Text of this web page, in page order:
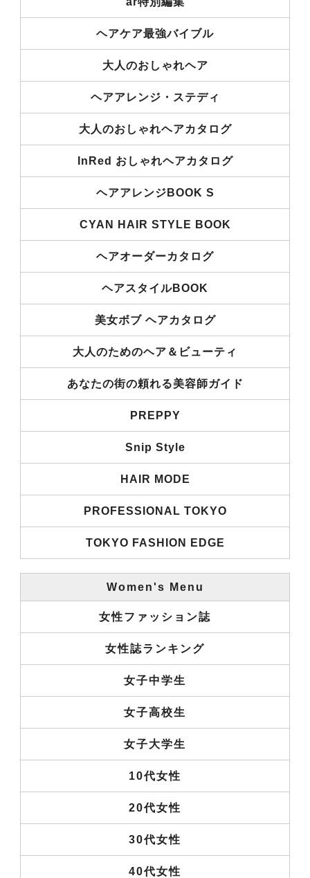
ヘアケア最強バイブル
大人のおしゃれヘア
ヘアアレンジ・ステディ
大人のおしゃれヘアカタログ
InRed おしゃれヘアカタログ
ヘアアレンジBOOK S
CYAN HAIR STYLE BOOK
ヘアオーダーカタログ
ヘアスタイルBOOK
美女ボブ ヘアカタログ
大人のためのヘア＆ビューティ
あなたの街の頼れる美容師ガイド
PREPPY
Snip Style
HAIR MODE
PROFESSIONAL TOKYO
TOKYO FASHION EDGE
Women's Menu
女性ファッション誌
女性誌ランキング
女子中学生
女子高校生
女子大学生
10代女性
20代女性
30代女性
40代女性